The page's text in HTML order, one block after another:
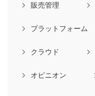
販売管理
プラットフォーム
クラウド
オピニオン